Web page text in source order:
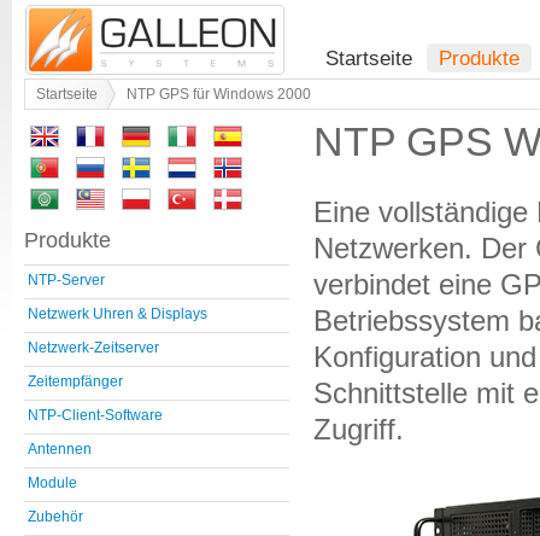
Startseite Produkte
Startseite NTP GPS für Windows 2000
NTP GPS
Eine
Netzwerken.
verbindet eine
Betriebssystem
Konfiguration
Schnittstelle mit
Zugriff.
Produkte
NTP-Server
Netzwerk Uhren & Displays
Netzwerk-Zeitserver
Zeitempfänger
NTP-Client-Software
Antennen
Module
Zubehör